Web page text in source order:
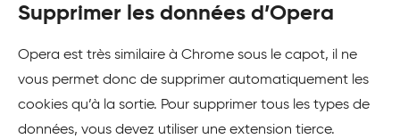
Supprimer les données d’Opera
Opera est très similaire à Chrome sous le capot, il ne
vous permet donc de supprimer automatiquement les
cookies qu’à la sortie. Pour supprimer tous les types de
données, vous devez utiliser une extension tierce.